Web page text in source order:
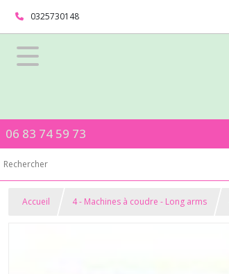
0325730148
06 83 74 59 73
Accueil 4 - Machines à coudre - Long arms